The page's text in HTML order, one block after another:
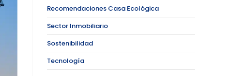
Recomendaciones Casa Ecológica
Sector Inmobiliario
Sostenibilidad
Tecnología